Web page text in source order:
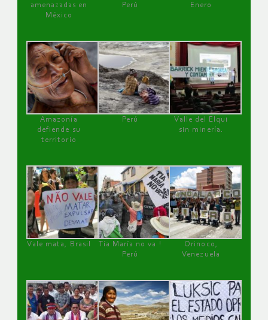
amenazadas en
México
Perú
Enero
Amazonía
defiende su
territorio
Perú
Valle del Elqui
sin minería.
Vale mata, Brasil
Tía María no va !
Perú
Orinoco,
Venezuela